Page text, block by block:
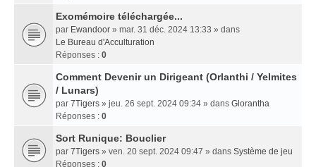
Exomémoire téléchargée...
par Ewandoor » mar. 31 déc. 2024 13:33 » dans
Le Bureau d'Acculturation
Réponses : 0
Comment Devenir un Dirigeant (Orlanthi / Yelmites
/ Lunars)
par 7Tigers » jeu. 26 sept. 2024 09:34 » dans Glorantha
Réponses : 0
Sort Runique: Bouclier
par 7Tigers » ven. 20 sept. 2024 09:47 » dans Système de jeu
Réponses : 0